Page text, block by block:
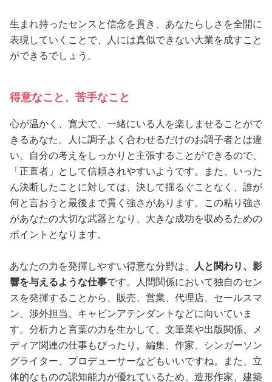
生まれ持ったセンスと信念を貫き、あなたらしさを全開に
表現していくことで、人には真似できない大業を成すこと
ができるでしょう。
得意なこと、苦手なこと
心が温かく、寛大で、一緒にいる人を楽しませることがで
きるあなた。人に調子よく合わせるだけのお調子者とは違
い、自分の考えをしっかりと主張することができるので、
「正直者」として信頼されやすいようです。また、いった
ん決断したことに対しては、決して揺るぐことなく、誰が
何と言おうと最後まで貫く強さがあります。この粘り強さ
があなたの大切な武器となり、大きな成功を収めるための
ポイントとなります。
あなたの力を発揮しやすい得意な分野は、
人と関わり、影
響を与えるような仕事です。人間関係において独自のセン
スを発揮することから、販売、営業、代理店、セールスマ
ン、渉外担当、キャビンアテンダントなどに向いていま
す。分析力と言葉の力を生かして、文筆業や出版関係、メ
ディア関連の仕事もぴったり。編集、作家、シンガーソン
グライター、プロデューサーなどもいいですね。また、立
体的なものの認知能力が優れているため、造形作家、建築